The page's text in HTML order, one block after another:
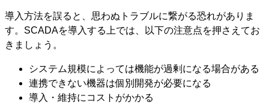
導入方法を誤ると、思わぬトラブルに繋がる恐れがありま
す。SCADAを導入する上では、以下の注意点を押さえてお
きましょう。
システム規模によっては機能が過剰になる場合がある
連携できない機器は個別開発が必要になる
導入・維持にコストがかかる